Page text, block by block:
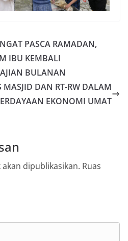
PASCA RAMADAN,
IBU KEMBALI
BULANAN
MASJID DAN RT-RW DALAM
EKONOMI UMAT
dipublikasikan. Ruas